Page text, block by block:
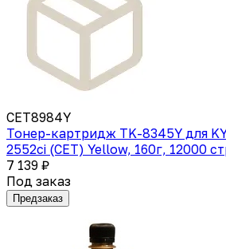
CET8984Y
Тонер-картридж TK-8345Y для
2552ci (CET) Yellow, 160г, 12000
7 139 ₽
Под заказ
Предзаказ